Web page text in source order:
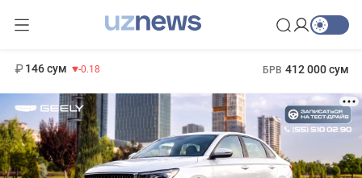
146 сум -0.18 БРВ 412 000 сум